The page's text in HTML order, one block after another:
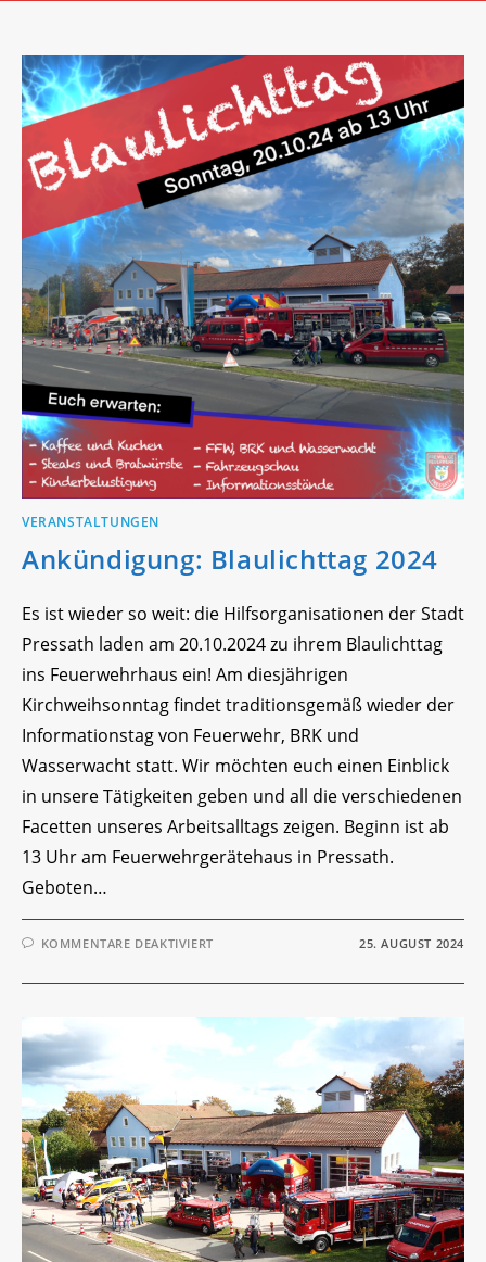
VERANSTALTUNGEN
Ankündigung: Blaulichttag 2024
Es ist wieder so weit: die Hilfsorganisationen der Stadt
Pressath laden am 20.10.2024 zu ihrem Blaulichttag
ins Feuerwehrhaus ein! Am diesjährigen
Kirchweihsonntag findet traditionsgemäß wieder der
Informationstag von Feuerwehr, BRK und
Wasserwacht statt. Wir möchten euch einen Einblick
in unsere Tätigkeiten geben und all die verschiedenen
Facetten unseres Arbeitsalltags zeigen. Beginn ist ab
13 Uhr am Feuerwehrgerätehaus in Pressath.
Geboten…
KOMMENTARE DEAKTIVIERTFÜR
2024
25. AUGUST 2024